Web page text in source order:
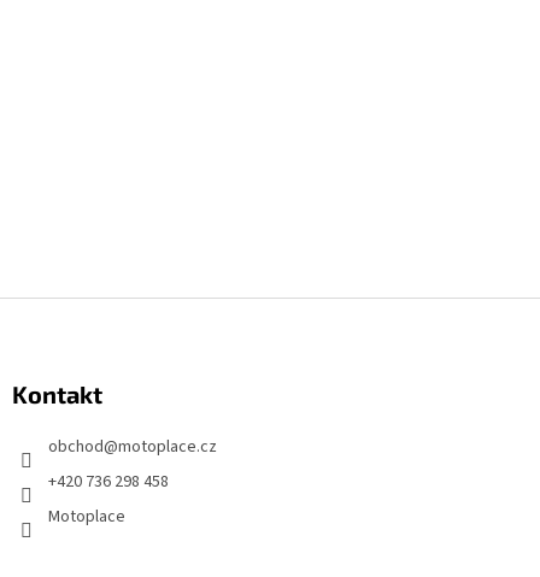
äKontakt
obchod@motoplace.cz
+420 736 298 458
Motoplace